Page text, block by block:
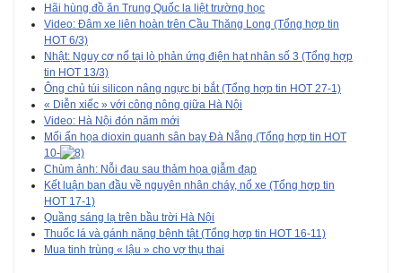
Hãi hùng đồ ăn Trung Quốc la liệt trường học
Video: Đâm xe liên hoàn trên Cầu Thăng Long (Tổng hợp tin
HOT 6/3)
Nhật: Nguy cơ nổ tại lò phản ứng điện hạt nhân số 3 (Tổng hợp
tin HOT 13/3)
Ông chủ túi silicon nâng ngực bị bắt (Tổng hợp tin HOT 27-1)
« Diễn xiếc » với công nông giữa Hà Nội
Video: Hà Nội đón năm mới
Mối ẩn họa dioxin quanh sân bay Đà Nẵng (Tổng hợp tin HOT
10-
Chùm ảnh: Nỗi đau sau thảm họa giẫm đạp
Kết luận ban đầu về nguyên nhân cháy, nổ xe (Tổng hợp tin
HOT 17-1)
Quầng sáng lạ trên bầu trời Hà Nội
Thuốc lá và gánh nặng bệnh tật (Tổng hợp tin HOT 16-11)
Mua tinh trùng « lậu » cho vợ thụ thai